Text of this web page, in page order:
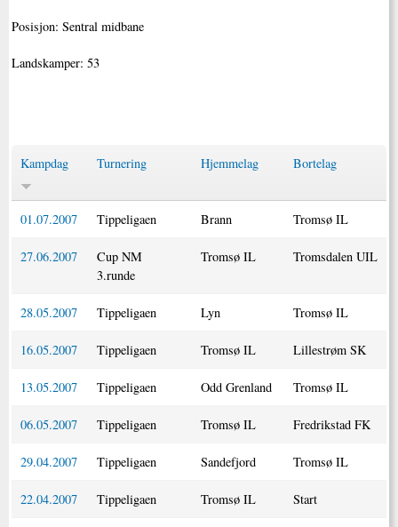
Posisjon: Sentral midbane
Landskamper: 53
Kampdag Turnering Hjemmelag Bortelag
01.07.2007 Tippeligaen Brann Tromsø IL
27.06.2007
Cup NM
3.runde
Tromsø IL Tromsdalen UIL
28.05.2007 Tippeligaen Lyn Tromsø IL
16.05.2007 Tippeligaen Tromsø IL Lillestrøm SK
13.05.2007 Tippeligaen Odd Grenland Tromsø IL
06.05.2007 Tippeligaen Tromsø IL Fredrikstad FK
29.04.2007 Tippeligaen Sandefjord Tromsø IL
22.04.2007 Tippeligaen Tromsø IL Start